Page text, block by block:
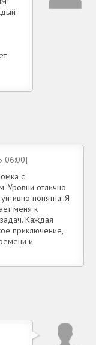
06:00]
с
Уровни отлично
понятна. Я
меня к
Каждая
приключение,
и